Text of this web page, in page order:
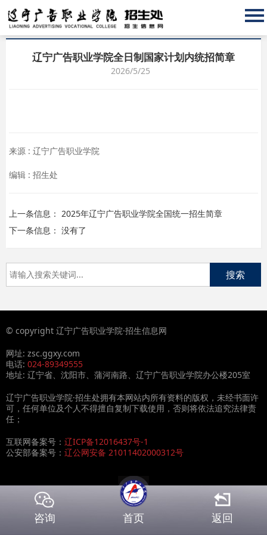
SQL
查
辽宁广告职业学院全日制国家计划内统招简章
2026/5/25
来源 : 辽宁广告职业学院
编辑 : 招生处
上一条信息： 2025年辽宁广告职业学院全国统一招生简章
下一条信息： 没有了
© copyright 辽宁广告职业学院·招生信息网
网址: zsc.ggxy.com
电话: 024-89349555
地址: 辽宁省、沈阳市、蒲河南路、辽宁广告职业学院办公楼205室
辽宁广告职业学院·招生处拥有本网站内所有资料的版权，未经书面许
可，任何单位及个人不得擅自复制下载使用，否则将依法追究法律责
任；
互联网备案号： 辽ICP备12016437号-1
公安部备案号： 辽公网安备 21011402000312号
咨询 首页 返回